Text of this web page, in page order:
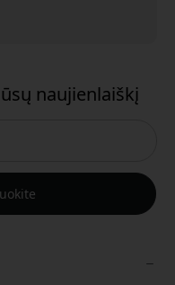
naujienlaiškį